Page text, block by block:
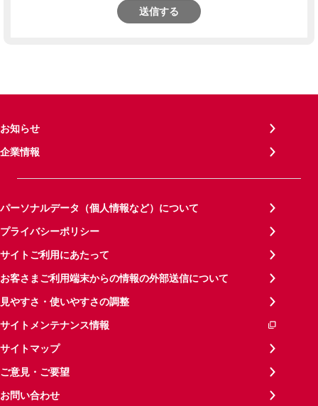
送信する
お知らせ
企業情報
パーソナルデータ（個人情報など）について
プライバシーポリシー
サイトご利用にあたって
お客さまご利用端末からの情報の外部送信について
見やすさ・使いやすさの調整
サイトメンテナンス情報
サイトマップ
ご意見・ご要望
お問い合わせ